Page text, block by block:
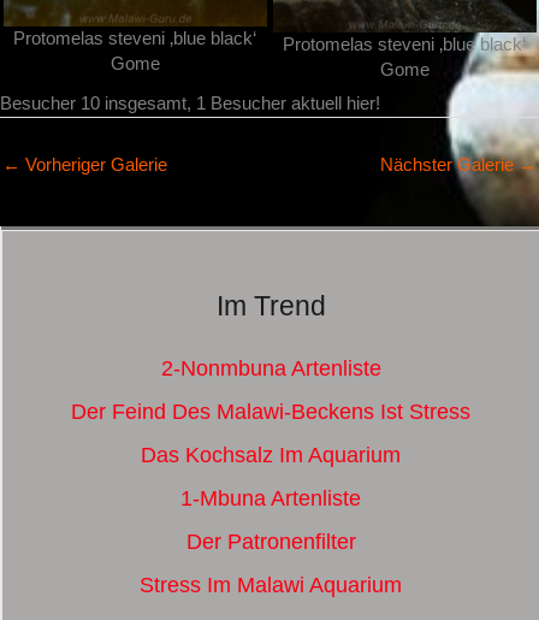
Protomelas steveni ‚blue black‘
Gome
Protomelas steveni ‚blue black‘
Gome
Besucher 10 insgesamt, 1 Besucher aktuell hier!
← Vorheriger Galerie Nächster Galerie→
Im Trend
2-Nonmbuna Artenliste
Der Feind Des Malawi-Beckens Ist Stress
Das Kochsalz Im Aquarium
1-Mbuna Artenliste
Der Patronenfilter
Stress Im Malawi Aquarium